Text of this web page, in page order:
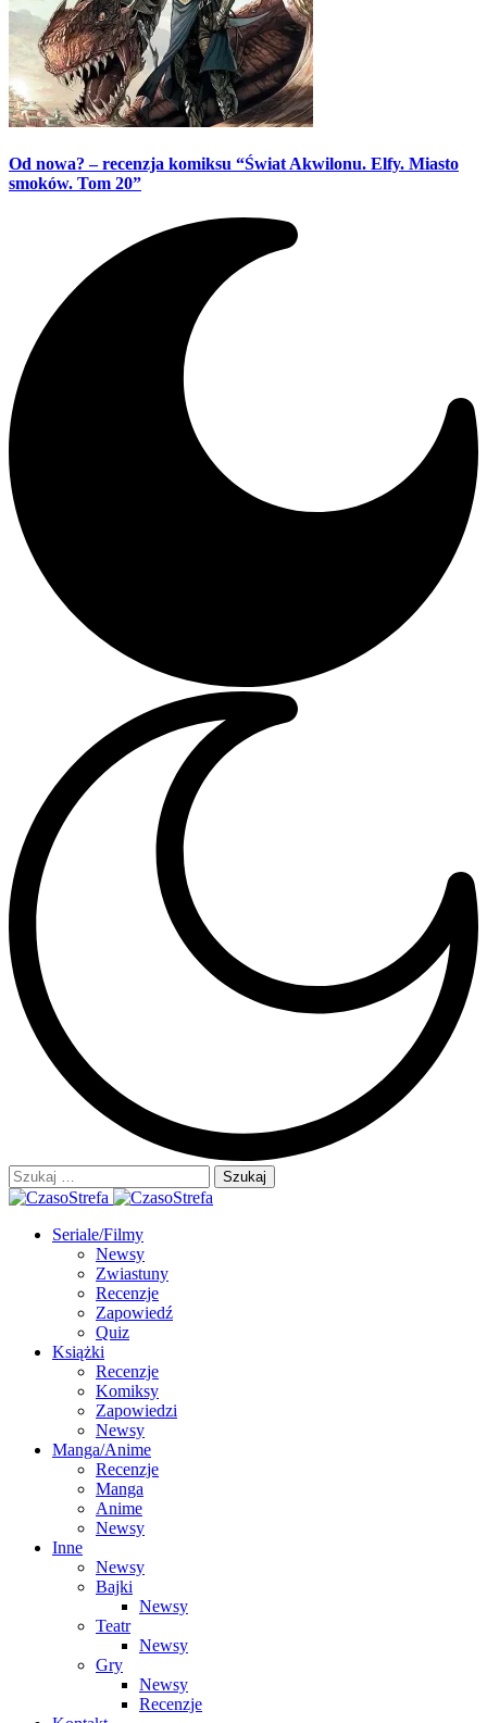
Od nowa? – recenzja komiksu “Świat Akwilonu. Elfy. Miasto
smoków. Tom 20”
Szukaj:
Seriale/Filmy
Newsy
Zwiastuny
Recenzje
Zapowiedź
Quiz
Książki
Recenzje
Komiksy
Zapowiedzi
Newsy
Manga/Anime
Recenzje
Manga
Anime
Newsy
Inne
Newsy
Bajki
Newsy
Teatr
Newsy
Gry
Newsy
Recenzje